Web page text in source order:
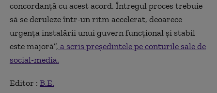
concordanță cu acest acord. Întregul proces trebuie
să se deruleze într-un ritm accelerat, deoarece
urgența instalării unui guvern funcțional și stabil
este majoră”, a scris președintele pe conturile sale de
social-media.
Editor : B.E.